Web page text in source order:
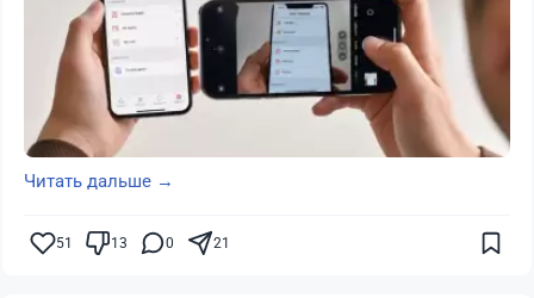
Читать дальше →
51 13 0 21